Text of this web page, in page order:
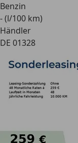
Benzin
- (l/100 km)
Händler
DE 01328